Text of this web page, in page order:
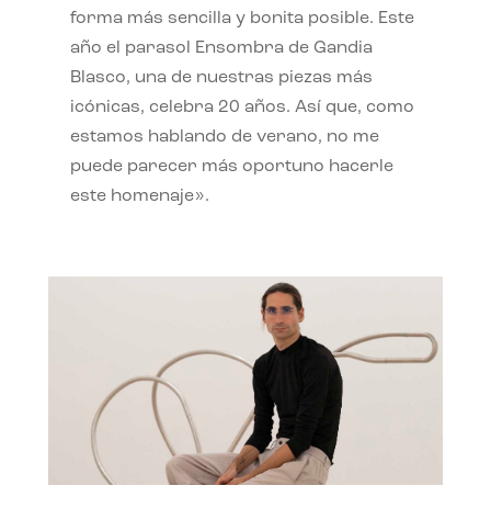
forma más sencilla y bonita posible. Este
año el parasol Ensombra de Gandia
Blasco, una de nuestras piezas más
icónicas, celebra 20 años. Así que, como
estamos hablando de verano, no me
puede parecer más oportuno hacerle
este homenaje».